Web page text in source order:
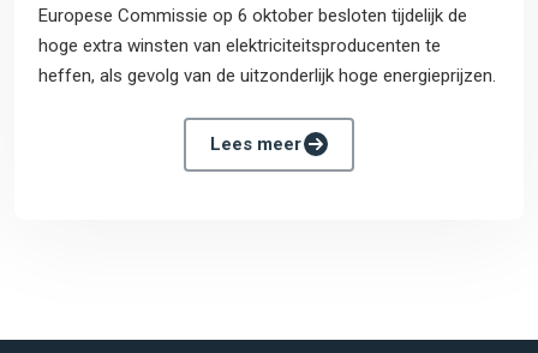
Europese Commissie op 6 oktober besloten tijdelijk de
hoge extra winsten van elektriciteitsproducenten te
heffen, als gevolg van de uitzonderlijk hoge energieprijzen.
Lees meer